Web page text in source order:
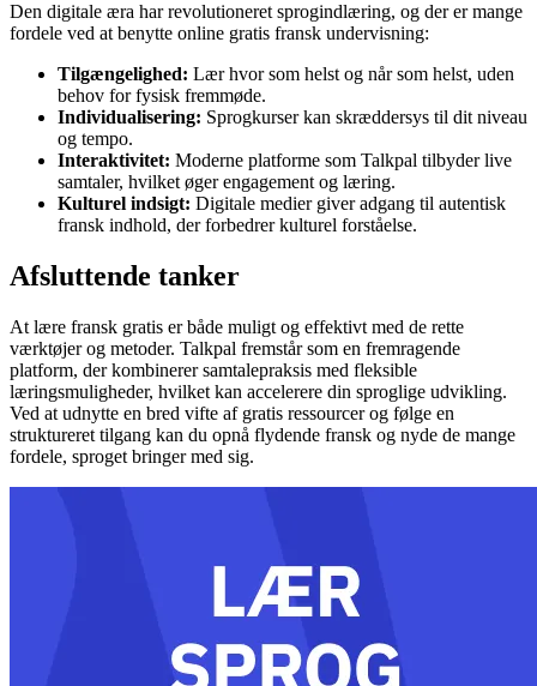
Den digitale æra har revolutioneret sprogindlæring, og der er mange
fordele ved at benytte online gratis fransk undervisning:
Tilgængelighed: Lær hvor som helst og når som helst, uden
behov for fysisk fremmøde.
Individualisering: Sprogkurser kan skræddersys til dit niveau
og tempo.
Interaktivitet: Moderne platforme som Talkpal tilbyder live
samtaler, hvilket øger engagement og læring.
Kulturel indsigt: Digitale medier giver adgang til autentisk
fransk indhold, der forbedrer kulturel forståelse.
Afsluttende tanker
At lære fransk gratis er både muligt og effektivt med de rette
værktøjer og metoder. Talkpal fremstår som en fremragende
platform, der kombinerer samtalepraksis med fleksible
læringsmuligheder, hvilket kan accelerere din sproglige udvikling.
Ved at udnytte en bred vifte af gratis ressourcer og følge en
struktureret tilgang kan du opnå flydende fransk og nyde de mange
fordele, sproget bringer med sig.